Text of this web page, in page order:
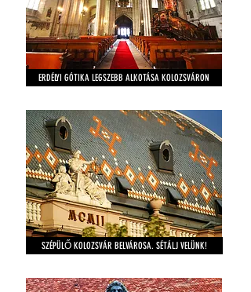
ERDÉLYI GÓTIKA LEGSZEBB ALKOTÁSA KOLOZSVÁRON
SZÉPÜLŐ KOLOZSVÁR BELVÁROSA. SÉTÁLJ VELÜNK!